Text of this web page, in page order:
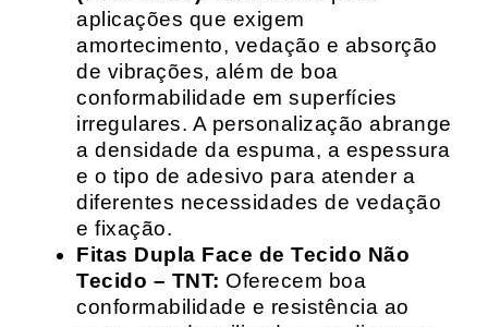
aplicações que exigem
amortecimento, vedação e absorção
de vibrações, além de boa
conformabilidade em superfícies
irregulares. A personalização abrange
a densidade da espuma, a espessura
e o tipo de adesivo para atender a
diferentes necessidades de vedação
e fixação.
Fitas Dupla Face de Tecido Não
Tecido – TNT: Oferecem boa
conformabilidade e resistência ao